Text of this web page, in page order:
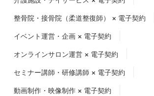
整骨院・接骨院（柔道整復師） × 電子契約
イベント運営・企画 × 電子契約
オンラインサロン運営 × 電子契約
セミナー講師・研修講師 × 電子契約
動画制作・映像制作 × 電子契約